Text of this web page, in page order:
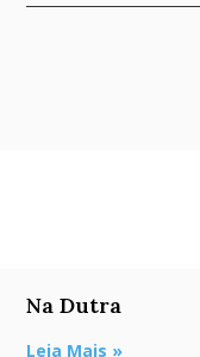
Na Dutra
Leia Mais »